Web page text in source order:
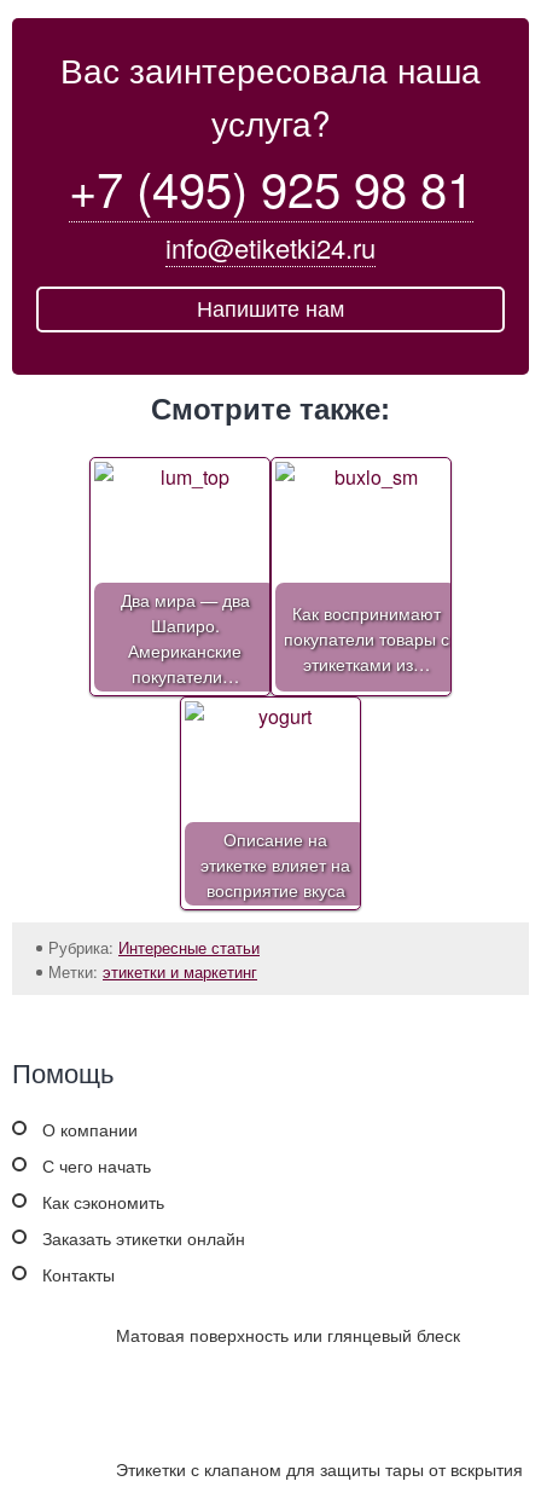
Вас заинтересовала наша
услуга?
+7 (495) 925 98 81
info@etiketki24.ru
Напишите нам
Смотрите также:
Два мира — два
Шапиро.
Американские
покупатели…
Как воспринимают
покупатели товары с
этикетками из…
Описание на
этикетке влияет на
восприятие вкуса
Рубрика: Интересные статьи
Метки: этикетки и маркетинг
Помощь
О компании
С чего начать
Как сэкономить
Заказать этикетки онлайн
Контакты
Матовая поверхность или глянцевый блеск
Этикетки с клапаном для защиты тары от вскрытия